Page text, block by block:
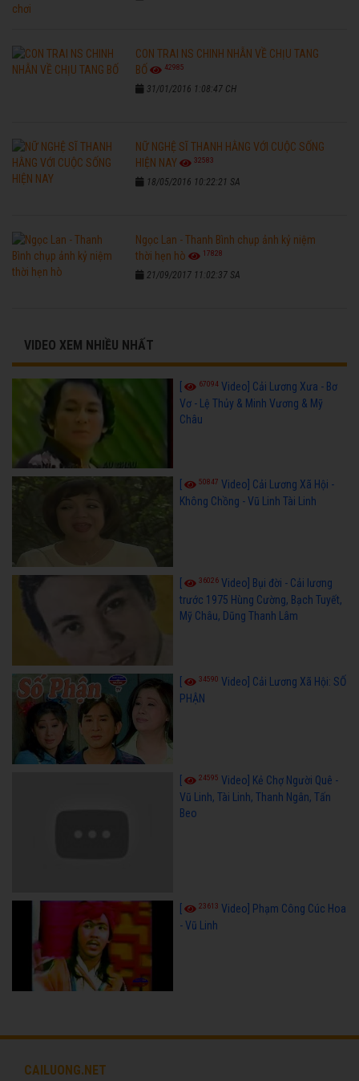
CON TRAI NS CHINH NHẪN VỀ CHỊU TANG
BỐ
42985
31/01/2016 1:08:47 CH
NỮ NGHỆ SĨ THANH HẰNG VỚI CUỘC SỐNG
HIỆN NAY
32583
18/05/2016 10:22:21 SA
Ngọc Lan - Thanh Bình chụp ảnh kỷ niệm
thời hẹn hò
17828
21/09/2017 11:02:37 SA
VIDEO XEM NHIỀU NHẤT
[ 67094 Video] Cải Lương Xưa - Bơ
Vơ - Lệ Thủy & Minh Vương & Mỹ
Châu
50847 Video] Cải Lương Xã Hội -
Không Chồng - Vũ Linh Tài Linh
36026 Video] Bụi đời - Cải lương
trước 1975 Hùng Cường, Bạch Tuyết,
Mỹ Châu, Dũng Thanh Lâm
34590 Video] Cải Lương Xã Hội: SỐ
PHẬN
24595 Video] Kẻ Chợ Người Quê -
Vũ Linh, Tài Linh, Thanh Ngân, Tấn
Beo
23613 Video] Phạm Công Cúc Hoa
- Vũ Linh
CAILUONG.NET